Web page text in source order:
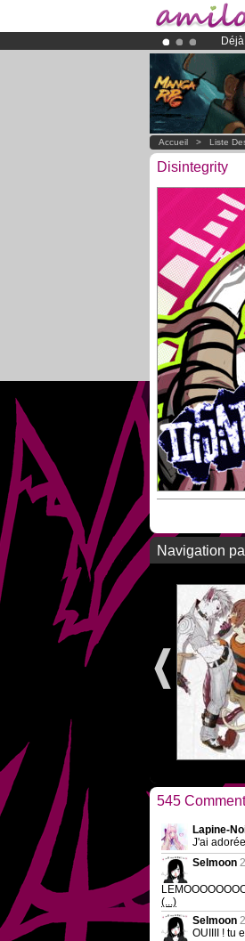
Le
Accueil > Liste
Disintegrity
Navigation
545
Lapine-
J'ai
Selmoon
(...)
Selmoon
OUIIII ! tu